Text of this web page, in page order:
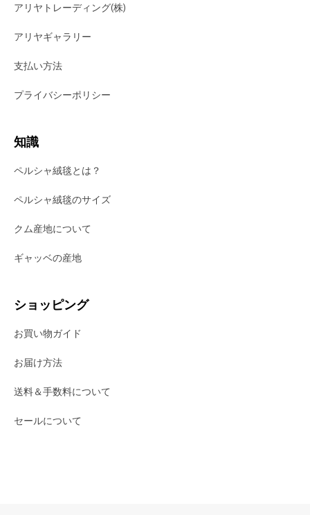
アリヤトレーディング(株)
アリヤギャラリー
支払い方法
プライバシーポリシー
知識
ペルシャ絨毯とは？
ペルシャ絨毯のサイズ
クム産地について
ギャッベの産地
ショッピング
お買い物ガイド
お届け方法
送料＆手数料について
セールについて